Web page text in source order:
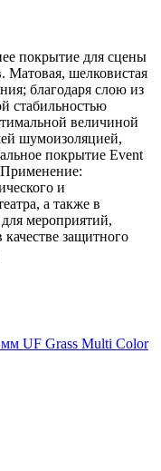
покрытие для сцены
Матовая, шелковистая
благодаря слою из
стабильностью
величиной
шумоизоляцией,
покрытие Event
Применение:
и
а также в
мероприятий,
защитного
мм UF Grass Multi Color